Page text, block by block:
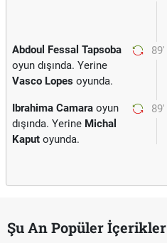
89'
Abdoul Fessal Tapsoba
oyun dışında. Yerine
Vasco Lopes oyunda.
89'
Ibrahima Camara oyun
dışında. Yerine Michal
Kaput oyunda.
Şu An Popüler İçerikler